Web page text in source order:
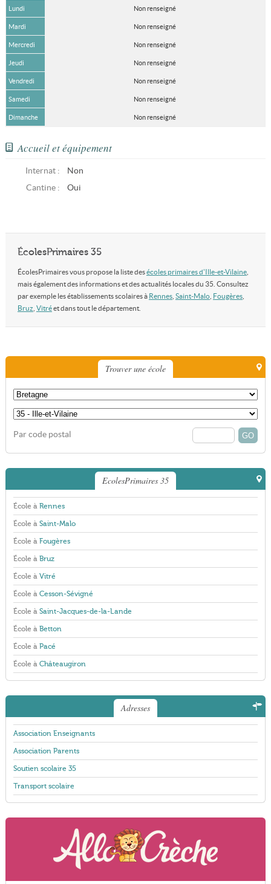
Lundi Non renseigné
Mardi Non renseigné
Mercredi Non renseigné
Jeudi Non renseigné
Vendredi Non renseigné
Samedi Non renseigné
Dimanche Non renseigné
Accueil et équipement
Internat :
Non
Cantine :
Oui
ÉcolesPrimaires 35
ÉcolesPrimaires vous propose la liste desécoles primaires d'Ille-et-Vilaine,
mais également des informations et des actualités locales du 35. Consultez
par exemple les établissements scolaires à Rennes, Saint-Malo, Fougères,
Bruz Vitréet dans tout le département.
Trouver une école
Par code postal
EcolesPrimaires 35
École à Rennes
École à Saint-Malo
École à Fougères
École à Bruz
École à Vitré
École à Cesson-Sévigné
École à Saint-Jacques-de-la-Lande
École à Betton
École à Pacé
École à Châteaugiron
Adresses
Association Enseignants
Association Parents
Soutien scolaire 35
Transport scolaire